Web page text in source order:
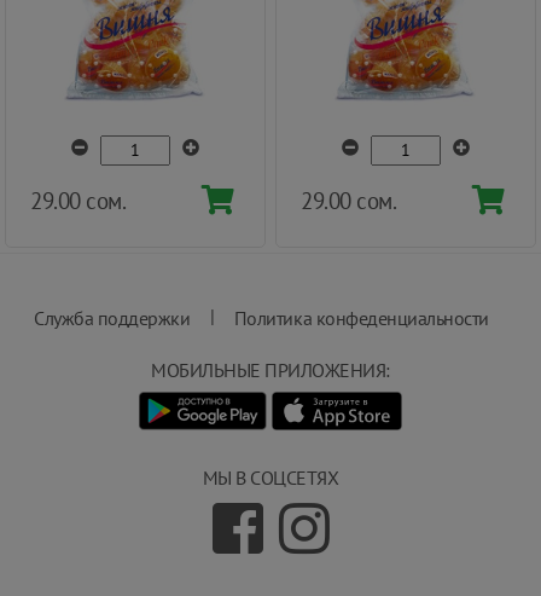
29.00 сом. 29.00 сом.
Служба поддержки | Политика конфеденциальности
МЫ В СОЦСЕТЯХ
МОБИЛЬНЫЕ ПРИЛОЖЕНИЯ: